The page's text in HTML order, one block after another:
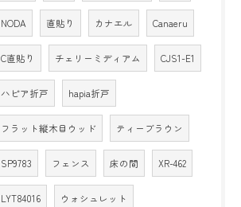
NODA 直貼り カナエル Canaeru
C直貼り チェリーミディアム CJS1-E1
ハピア折戸 hapia折戸
フラット縦木目ウッド ティーブラウン
SP9783 フェンス 床の間 XR-462
LYT84016 ウォシュレット